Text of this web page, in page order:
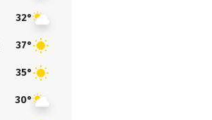
32°
37°
35°
30°